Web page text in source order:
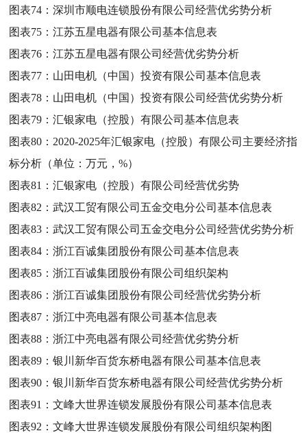
图表74：深圳市顺电连锁股份有限公司经营优劣势分析
图表75：江苏五星电器有限公司基本信息表
图表76：江苏五星电器有限公司经营优劣势分析
图表77： 山田电机（中国）投资有限公司基本信息表
图表78： 山田电机（中国）投资有限公司经营优劣势分析
图表79：汇银家电（控股）有限公司基本信息表
图表80： 2020-2025年汇银家电（控股）有限公司主要经济指
标分析（单位：万元，%）
图表81：汇银家电（控股）有限公司经营优劣势
图表82：武汉工贸有限公司五金交电分公司基本信息表
图表83：武汉工贸有限公司五金交电分公司经营优劣势分析
图表84：浙江百诚集团股份有限公司基本信息表
图表85：浙江百诚集团股份有限公司组织架构
图表86：浙江百诚集团股份有限公司经营优劣势分析
图表87：浙江中亮电器有限公司基本信息表
图表88：浙江中亮电器有限公司经营优劣势分析
图表89：银川新华百货东桥电器有限公司基本信息表
图表90：银川新华百货东桥电器有限公司经营优劣势分析
图表91：文峰大世界连锁发展股份有限公司基本信息表
图表92：文峰大世界连锁发展股份有限公司组织架构图